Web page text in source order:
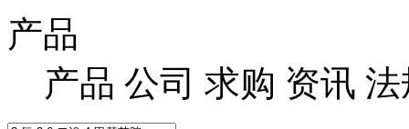
产品
产品 公司 求购 资讯 法